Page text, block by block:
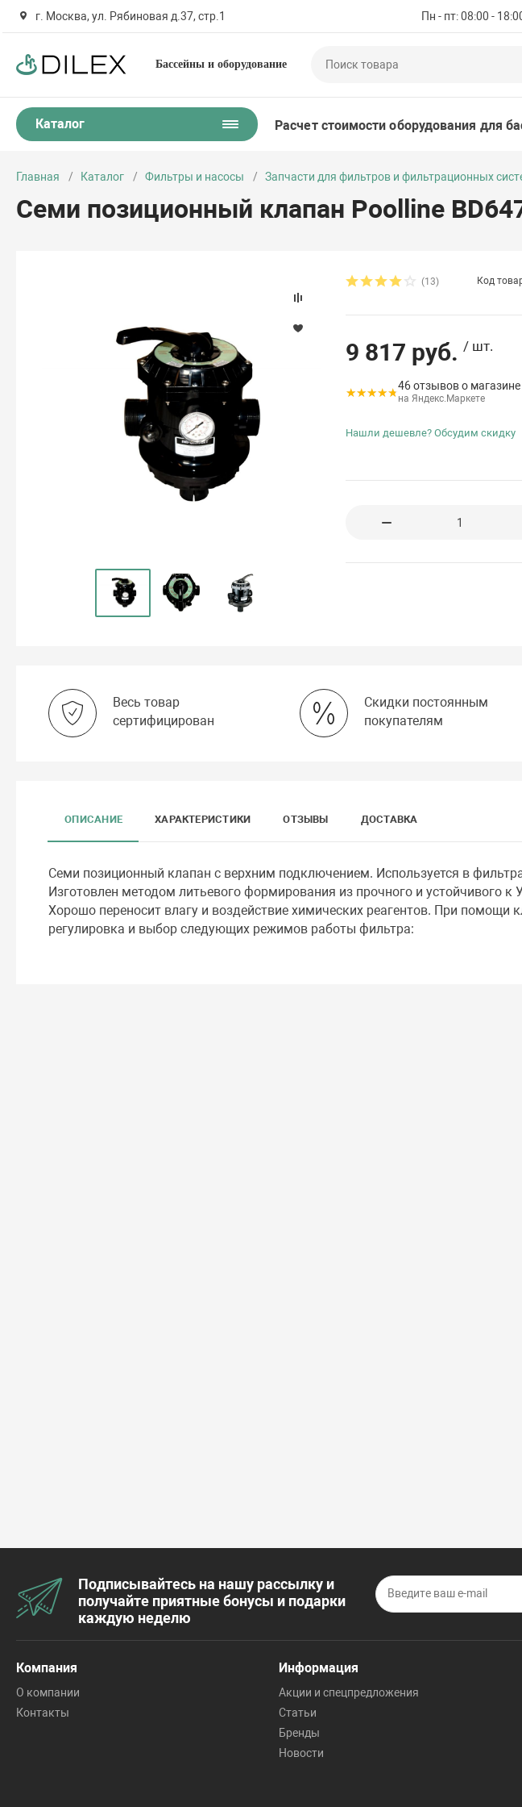
г. Москва, ул. Рябиновая д.37, стр.1 Пн - пт: 08:00 -
Бассейны и оборудование
Каталог Расчет стоимости оборудования для
Главная Каталог Фильтры и насосы Запчасти для фильтров и фильтрационных
Семи позиционный клапан Poolline
(13) Код
9 817 руб. / шт.
46 отзывов о магазине
на Яндекс.Маркете
Нашли дешевле? Обсудим скидку
Весь товар
сертифицирован
Скидки постоянным
покупателям
ОПИСАНИЕ ХАРАКТЕРИСТИКИ ОТЗЫВЫ ДОСТАВКА
Семи позиционный клапан с верхним подключением. Используется в
Изготовлен методом литьевого формирования из прочного и устойчивого к
Хорошо переносит влагу и воздействие химических реагентов. При помощи
регулировка и выбор следующих режимов работы фильтра:
Подписывайтесь на нашу рассылку и
получайте приятные бонусы и подарки
каждую неделю
Компания
О компании
Контакты
Информация
Акции и спецпредложения
Статьи
Бренды
Новости